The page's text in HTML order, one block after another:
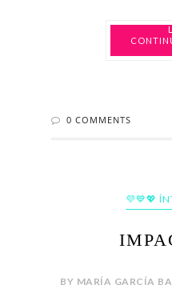
0 COMMENTS
💜💙💖
BY MARÍA GARCÍA